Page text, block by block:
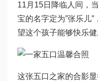
11月15日降临人间，
宝的名字定为”张乐儿
望这个孩子能够快乐健
这张五口之家的合影